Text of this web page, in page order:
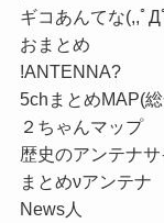
ギコあんてな(,,ﾟД
おまとめ
!ANTENNA?
5chまとめMAP(
２ちゃんマップ
歴史のアンテナサ
まとめνアンテナ
News人